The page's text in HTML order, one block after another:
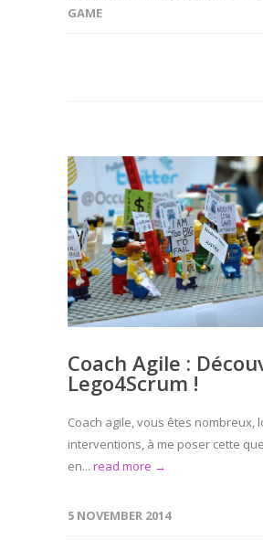
GAME
Coach Agile :
Lego4Scrum !
Coach agile, vous êtes nombreux,
interventions, à me poser cette
en... read more →
5 NOVEMBER 2014